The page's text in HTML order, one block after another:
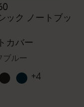
ック ノートブッ
カバー
ブルー
+4